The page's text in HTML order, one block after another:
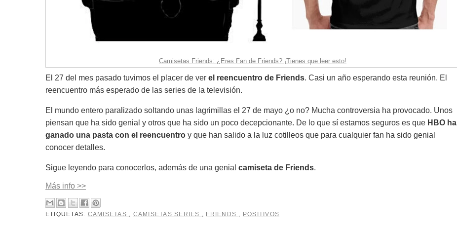
Camisetas Friends: ¿Eres Fan de Friends? ¡Tienes que leer esto!
El 27 del mes pasado tuvimos el placer de ver el reencuentro de Friends. Casi un año esperando esta reunión. El
reencuentro más esperado de las series de la televisión.
El mundo entero paralizado soltando unas lagrimillas el 27 de mayo ¿o no? Mucha controversia ha provocado. Unos
piensan que ha sido genial y otros que ha sido un poco decepcionante. De lo que sí estamos seguros es que HBO ha
ganado una pasta con el reencuentro y que han salido a la luz cotilleos que para cualquier fan ha sido genial
conocer detalles.
Sigue leyendo para conocerlos, además de una genial camiseta de Friends.
Más info >>
ETIQUETAS: CAMISETAS , CAMISETAS SERIES , FRIENDS , POSITIVOS